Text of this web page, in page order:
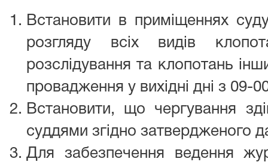
Встановити в приміщеннях
розгляду всіх видів
розслідування та клопотань
провадження у вихідні дні з 09-
Встановити, що чергування
суддями згідно затвердженого
Для забезпечення ведення